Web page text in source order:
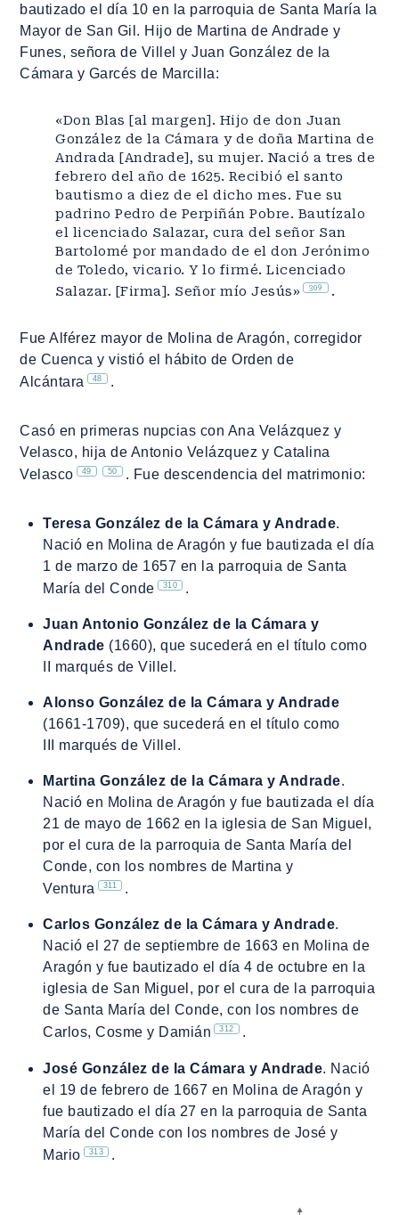
bautizado el día 10 en la parroquia de Santa María la
Mayor de San Gil. Hijo de Martina de Andrade y
Funes, señora de Villel y Juan González de la
Cámara y Garcés de Marcilla:
«Don Blas [al margen]. Hijo de don Juan
González de la Cámara y de doña Martina de
Andrada [Andrade], su mujer. Nació a tres de
febrero del año de 1625. Recibió el santo
bautismo a diez de el dicho mes. Fue su
padrino Pedro de Perpiñán Pobre. Bautízalo
el licenciado Salazar, cura del señor San
Bartolomé por mandado de el don Jerónimo
de Toledo, vicario. Y lo firmé. Licenciado
Salazar. [Firma]. Señor mío Jesús»
309 .
Fue Alférez mayor de Molina de Aragón, corregidor
de Cuenca y vistió el hábito de Orden de
Alcántara
48 .
Casó en primeras nupcias con Ana Velázquez y
Velasco, hija de Antonio Velázquez y Catalina
Velasco
49 50 . Fue descendencia del matrimonio:
Teresa González de la Cámara y Andrade.
Nació en Molina de Aragón y fue bautizada el día
1 de marzo de 1657 en la parroquia de Santa
María del Conde
310 .
Juan Antonio González de la Cámara y
Andrade (1660), que sucederá en el título como
II marqués de Villel.
Alonso González de la Cámara y Andrade
(1661-1709), que sucederá en el título como
III marqués de Villel.
Martina González de la Cámara y Andrade.
Nació en Molina de Aragón y fue bautizada el día
21 de mayo de 1662 en la iglesia de San Miguel,
por el cura de la parroquia de Santa María del
Conde, con los nombres de Martina y
Ventura
311 .
Carlos González de la Cámara y Andrade.
Nació el 27 de septiembre de 1663 en Molina de
Aragón y fue bautizado el día 4 de octubre en la
iglesia de San Miguel, por el cura de la parroquia
de Santa María del Conde, con los nombres de
Carlos, Cosme y Damián
312 .
José González de la Cámara y Andrade. Nació
el 19 de febrero de 1667 en Molina de Aragón y
fue bautizado el día 27 en la parroquia de Santa
María del Conde con los nombres de José y
Mario
313 .